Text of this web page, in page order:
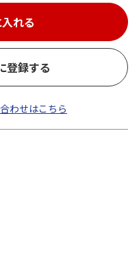
れる
登録する
わせはこちら